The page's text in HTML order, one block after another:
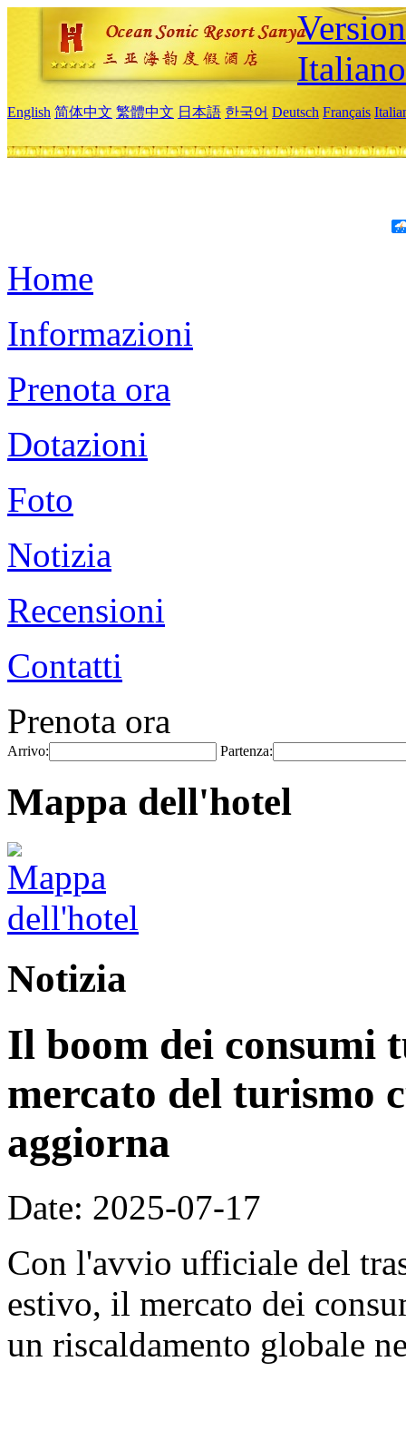
Italiano
English 简体中文 繁體中文 日本語 한국어 Deutsch Français
Home
Informazioni
Prenota ora
Dotazioni
Foto
Notizia
Recensioni
Contatti
Prenota ora
Arrivo: Partenza:
Mappa dell'hotel
Notizia
Il boom dei consumi
mercato del turismo
aggiorna
Date: 2025-07-17
Con l'avvio ufficiale del
estivo, il mercato dei
un riscaldamento globale